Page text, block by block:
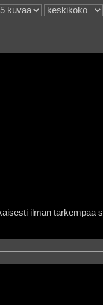
ilman tarkempaa